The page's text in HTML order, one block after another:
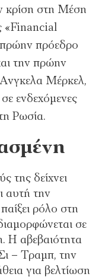
κρίση στη Μέση
«Financial
πρώην πρόεδρο
την πρώην
Ανγκελα Μέρκελ,
ενδεχόµενες
Ρωσία.
της δείχνει
αυτή την
ρόλο στη
σε
Η αβεβαιότητα
– Τραµπ, την
για βελτίωση